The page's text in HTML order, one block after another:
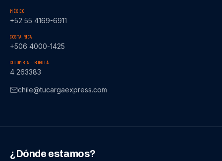
MÉXICO
+52 55 4169-6911
COSTA RICA
+506 4000-1425
COLOMBIA – BOGOTÁ
4 263383
chile@tucargaexpress.com
¿Dónde estamos?